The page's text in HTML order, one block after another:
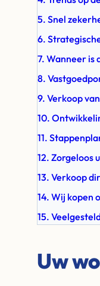
5. Snel
6.
7. Wanneer is
8.
9. Verkoop
10.
11.
12. Zorgeloos
13. Verkoop
14. Wij kopen
15.
Uw